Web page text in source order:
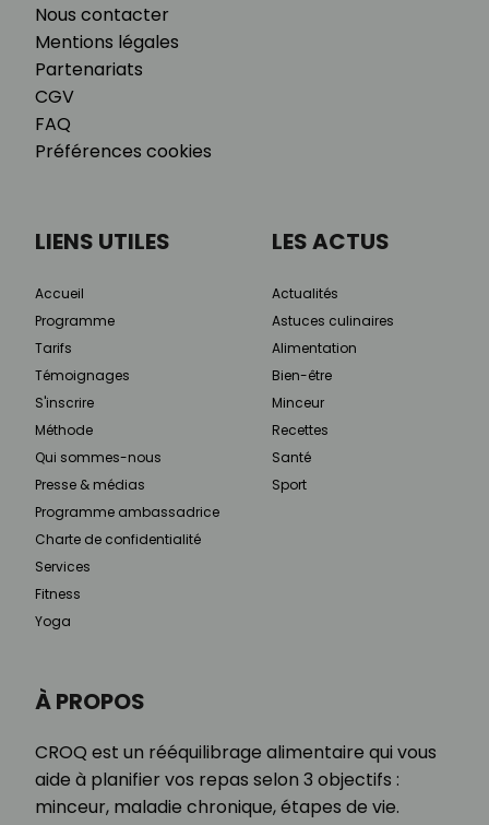
Nous contacter
Mentions légales
Partenariats
CGV
FAQ
Préférences cookies
À PROPOS
CROQ est un rééquilibrage alimentaire qui vous
aide à planifier vos repas selon 3 objectifs :
minceur, maladie chronique, étapes de vie.
LIENS UTILES
Accueil
Programme
Tarifs
Témoignages
S'inscrire
Méthode
Qui sommes-nous
Presse & médias
Programme ambassadrice
Charte de confidentialité
Services
Fitness
Yoga
LES ACTUS
Actualités
Astuces culinaires
Alimentation
Bien-être
Minceur
Recettes
Santé
Sport